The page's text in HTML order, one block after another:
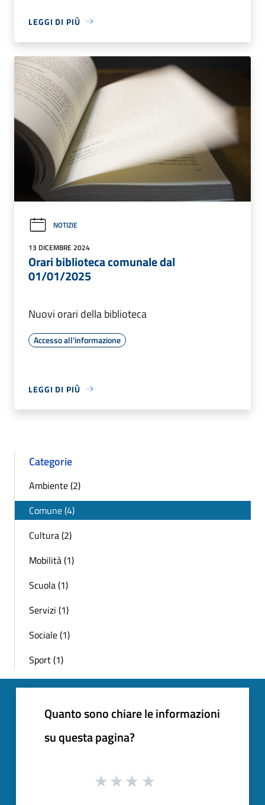
LEGGI DI PIÙ
NOTIZIE
13 DICEMBRE 2024
Orari biblioteca comunale dal
01/01/2025
Nuovi orari della biblioteca
Accesso all'informazione
LEGGI DI PIÙ
Categorie
Ambiente (2)
Comune (4)
Cultura (2)
Mobilità (1)
Scuola (1)
Servizi (1)
Sociale (1)
Sport (1)
Quanto sono chiare le informazioni
su questa pagina?